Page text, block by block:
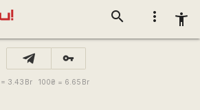
more_vert accessibility_new
search
vpn_key
= 3.43 Br 100₴ = 6.65 Br